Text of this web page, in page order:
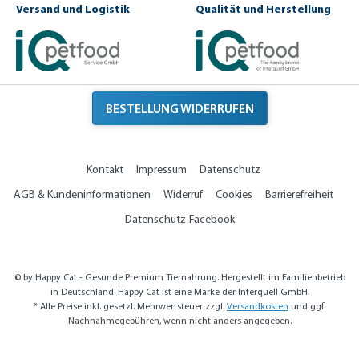
Versand und Logistik Qualität und Herstellung
BESTELLUNG WIDERRUFEN
Kontakt Impressum
Datenschutz
AGB & Kundeninformationen
Widerruf Cookies
Barrierefreiheit
Datenschutz-Facebook
© by Happy Cat - Gesunde Premium Tiernahrung. Hergestellt im Familienbetrieb
in Deutschland. Happy Cat ist eine Marke der Interquell GmbH.
* Alle Preise inkl. gesetzl. Mehrwertsteuer zzgl. Versandkosten und ggf.
Nachnahmegebühren, wenn nicht anders angegeben.